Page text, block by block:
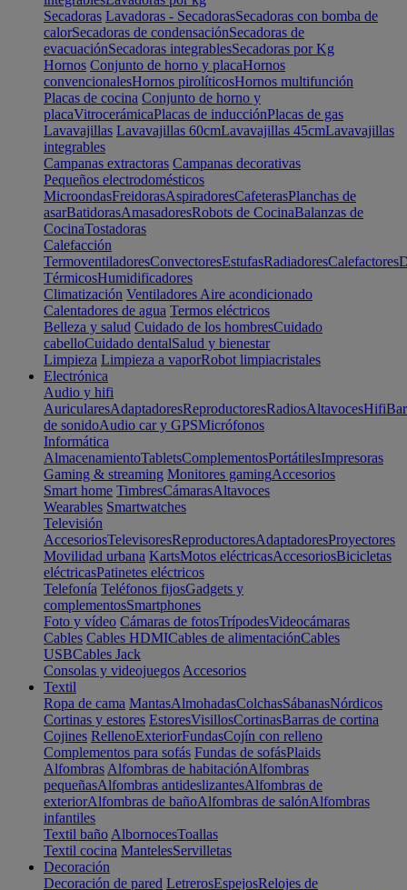
Secadoras Lavadoras - SecadorasSecadoras con bomba de
calorSecadoras de condensaciónSecadoras de
evacuaciónSecadoras integrablesSecadoras por Kg
Hornos Conjunto de horno y placaHornos
convencionalesHornos pirolíticosHornos multifunción
Placas de cocina Conjunto de horno y
placaVitrocerámicaPlacas de inducciónPlacas de gas
Lavavajillas Lavavajillas 60cmLavavajillas 45cmLavavajillas
integrables
Campanas extractoras Campanas decorativas
Pequeños electrodomésticos
MicroondasFreidorasAspiradoresCafeterasPlanchas de
asarBatidorasAmasadoresRobots de CocinaBalanzas de
CocinaTostadoras
Calefacción
TermoventiladoresConvectoresEstufasRadiadoresCalefactores
TérmicosHumidificadores
Climatización Ventiladores Aire acondicionado
Calentadores de agua Termos eléctricos
Belleza y salud Cuidado de los hombresCuidado
cabelloCuidado dentalSalud y bienestar
Limpieza Limpieza a vaporRobot limpiacristales
Electrónica
Audio y hifi
AuricularesAdaptadoresReproductoresRadiosAltavocesHifi
de sonidoAudio car y GPSMicrófonos
Informática
AlmacenamientoTabletsComplementosPortátilesImpresoras
Gaming & streaming Monitores gamingAccesorios
Smart home TimbresCámarasAltavoces
Wearables Smartwatches
Televisión
AccesoriosTelevisoresReproductoresAdaptadoresProyectores
Movilidad urbana KartsMotos eléctricasAccesoriosBicicletas
eléctricasPatinetes eléctricos
Telefonía Teléfonos fijosGadgets y
complementosSmartphones
Foto y vídeo Cámaras de fotosTrípodesVideocámaras
Cables Cables HDMICables de alimentaciónCables
USBCables Jack
Consolas y videojuegos Accesorios
Textil
Ropa de cama MantasAlmohadasColchasSábanasNórdicos
Cortinas y estores EstoresVisillosCortinasBarras de cortina
Cojines RellenoExteriorFundasCojín con relleno
Complementos para sofás Fundas de sofásPlaids
Alfombras Alfombras de habitaciónAlfombras
pequeñasAlfombras antideslizantesAlfombras de
exteriorAlfombras de bañoAlfombras de salónAlfombras
infantiles
Textil baño AlbornocesToallas
Textil cocina MantelesServilletas
Decoración
Decoración de pared LetrerosEspejosRelojes de